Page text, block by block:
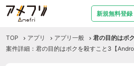
新規無料登録
TOP アプリ アプリ一般
君の目的はボ
案件詳細：君の目的はボクを殺すこと3【